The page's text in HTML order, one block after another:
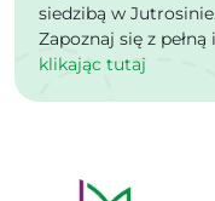
siedzibą w Jutrosinie.
Zapoznaj się z
klikając tutaj